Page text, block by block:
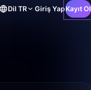
Dil TR Giriş YapKayıt Ol